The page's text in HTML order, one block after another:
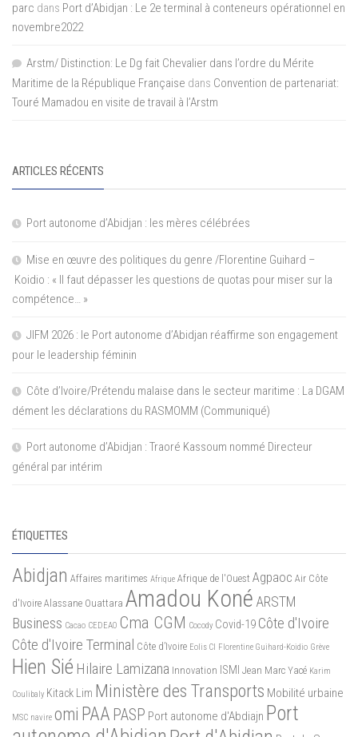
parc dans Port d’Abidjan : Le 2e terminal à conteneurs opérationnel en
novembre2022
Arstm/ Distinction: Le Dg fait Chevalier dans l’ordre du Mérite
Maritime de la République Française dans Convention de partenariat:
Touré Mamadou en visite de travail à l’Arstm
ARTICLES RÉCENTS
Port autonome d’Abidjan : les mères célébrées
Mise en œuvre des politiques du genre /Florentine Guihard –
Koidio : « Il faut dépasser les questions de quotas pour miser sur la
compétence… »
JIFM 2026 : le Port autonome d’Abidjan réaffirme son engagement
pour le leadership féminin
Côte d’Ivoire/Prétendu malaise dans le secteur maritime : La DGAM
dément les déclarations du RASMOMM (Communiqué)
Port autonome d’Abidjan : Traoré Kassoum nommé Directeur
général par intérim
ÉTIQUETTES
Abidjan Affaires maritimes Afrique Afrique de l'Ouest Agpaoc Air Côte
d'Ivoire Alassane Ouattara Amadou Koné ARSTM
Business Cacao CEDEAO Cma CGM Cocody Covid-19 Côte d'Ivoire
Côte d'Ivoire Terminal Côte d’Ivoire Eolis CI Florentine Guihard-Koidio Grève
Hien Sié Hilaire Lamizana Innovation ISMI Jean Marc Yacé Karim
Coulibaly Kitack Lim Ministère des Transports Mobilité urbaine
MSC navire omi PAA PASP Port autonome d'Abdiajn Port